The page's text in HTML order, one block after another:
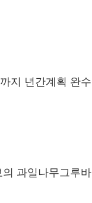
지 년간계획 완
과일나무그루